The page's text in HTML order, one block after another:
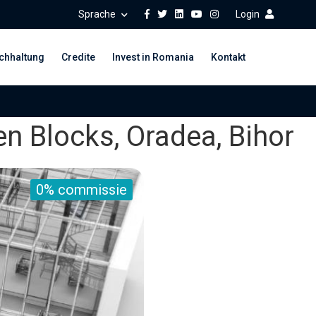
Sprache Login
Credite Invest in Romania Kontakt
Blocks, Oradea, Bihor
0% commissie